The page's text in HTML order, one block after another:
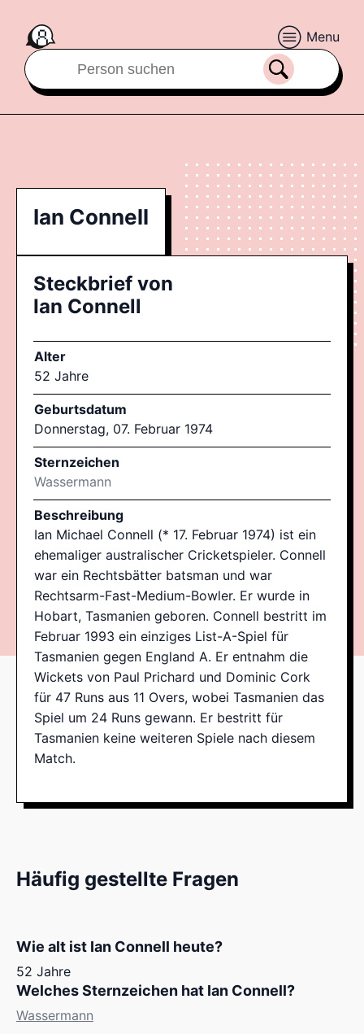
Menu
Ian Connell
Steckbrief von
Ian Connell
Alter
52 Jahre
Geburtsdatum
Donnerstag, 07. Februar 1974
Sternzeichen
Wassermann
Beschreibung
Ian Michael Connell (* 17. Februar 1974) ist ein
ehemaliger australischer Cricketspieler. Connell
war ein Rechtsbätter batsman und war
Rechtsarm-Fast-Medium-Bowler. Er wurde in
Hobart, Tasmanien geboren. Connell bestritt im
Februar 1993 ein einziges List-A-Spiel für
Tasmanien gegen England A. Er entnahm die
Wickets von Paul Prichard und Dominic Cork
für 47 Runs aus 11 Overs, wobei Tasmanien das
Spiel um 24 Runs gewann. Er bestritt für
Tasmanien keine weiteren Spiele nach diesem
Match.
Häufig gestellte Fragen
Wie alt ist Ian Connell heute?
52 Jahre
Welches Sternzeichen hat Ian Connell?
Wassermann